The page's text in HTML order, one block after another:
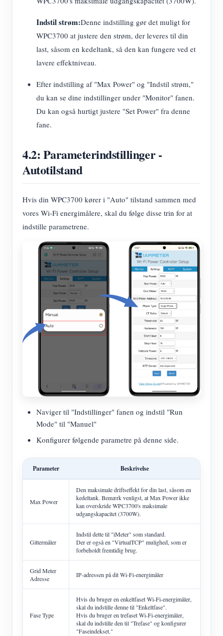
Indstil strøm:Denne indstilling gør det muligt for
WPC3700 at justere den strøm, der leveres til din
last, såsom en kedeltank, så den kan fungere ved et
lavere effektniveau.
Efter indstilling af "Max Power" og "Indstil strøm,"
du kan se dine indstillinger under "Monitor" fanen.
Du kan også hurtigt justere "Set Power" fra denne
fane.
4.2: Parameterindstillinger -
Autotilstand
Hvis din WPC3700 kører i "Auto" tilstand sammen med
vores Wi-Fi energimålere, skal du følge disse trin for at
indstille parametrene.
Naviger til "Indstillinger" fanen og indstil "Run
Mode" til "Manuel"
Konfigurer følgende parametre på denne side.
Parameter Beskrivelse
Max Power
Den maksimale driftseffekt for din last, såsom en
kedeltank. Bemærk venligst, at Max Power ikke
kan overskride WPC3700's maksimale
udgangskapacitet (3700W).
Gittermåler
Indstil dette til "iMeter" som standard.
Der er også en "VirtualTCP" mulighed, som er
forbeholdt fremtidig brug.
Grid Meter
Adresse
IP-adressen på dit Wi-Fi-energimåler
Fase Type
Hvis du bruger en enkeltfaset Wi-Fi-energimåler,
skal du indstille denne til "Enkeltfase".
Hvis du bruger en trefaset Wi-Fi-energimåler,
skal du indstille den til "Trefase" og konfigurer
"Faseindekset."